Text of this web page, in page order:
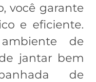
você garante
e eficiente.
de
jantar bem
de